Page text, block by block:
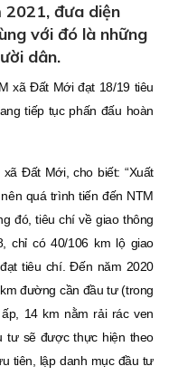
đưa diện
với đó là những
dân.
xã Ðất Mới đạt 18/19 tiêu
tiếp tục phấn đấu hoàn
Ðất Mới, cho biết: “Xuất
quá trình tiến đến NTM
đó, tiêu chí về giao thông
chỉ có 40/106 km lộ giao
tiêu chí. Ðến năm 2020
đường cần đầu tư (trong
14 km nằm rải rác ven
tư sẽ được thực hiện theo
tiên, lập danh mục đầu tư